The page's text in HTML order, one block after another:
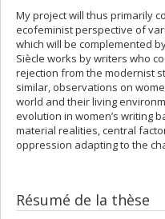
My project will thus primarily
ecofeminist perspective of
which will be complemented
Siècle works by writers who
rejection from the modernist
similar, observations on
world and their living
evolution in women’s writing
material realities, central
oppression adapting to the
Résumé de la thèse